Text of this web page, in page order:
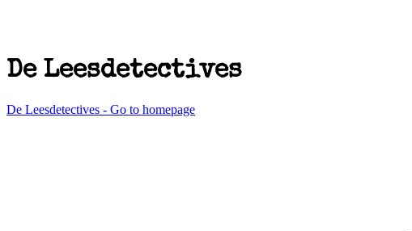
De Leesdetectives
De Leesdetectives - Go to homepage